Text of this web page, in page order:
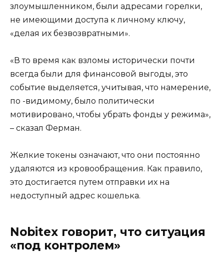
злоумышленником, были адресами горелки,
не имеющими доступа к личному ключу,
«делая их безвозвратными».
«В то время как взломы исторически почти
всегда были для финансовой выгоды, это
событие выделяется, учитывая, что намерение,
по -видимому, было политически
мотивировано, чтобы убрать фонды у режима»,
– сказал Ферман.
Желкие токены означают, что они постоянно
удаляются из кровообращения. Как правило,
это достигается путем отправки их на
недоступный адрес кошелька.
Nobitex говорит, что ситуация
«под контролем»